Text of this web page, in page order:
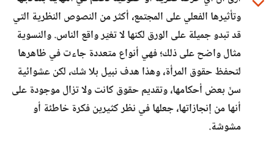
وتأثيرها الفعلي على المجتمع، أكثر من النصوص النظرية التي
قد تبدو جميلة على الورق لكنها لا تغيّر واقع الناس. والنسوية
مثال واضح على ذلك؛ فهي أنواع متعددة جاءت في ظاهرها
لتحفظ حقوق المرأة، وهذا هدف نبيل بلا شك، لكن عشوائية
سنّ بعض أحكامها، وتقديم حقوق كانت ولا تزال موجودة على
أنها من إنجازاتها، جعلها في نظر كثيرين فكرة خاطئة أو
مشوشة.